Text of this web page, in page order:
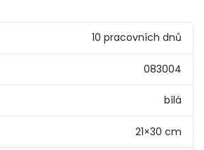
10 pracovních dnů
083004
bílá
21×30 cm